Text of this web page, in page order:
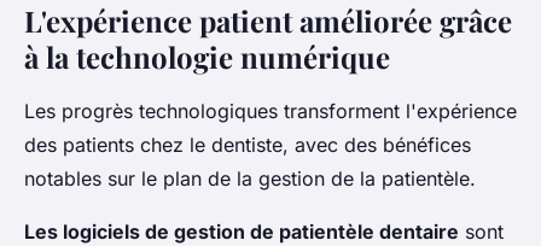
L'expérience patient améliorée grâce
à la technologie numérique
Les progrès technologiques transforment l'expérience
des patients chez le dentiste, avec des bénéfices
notables sur le plan de la gestion de la patientèle.
Les logiciels de gestion de patientèle dentaire sont